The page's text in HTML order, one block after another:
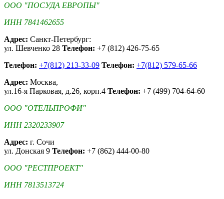
ООО "ПОСУДА ЕВРОПЫ"
ИНН 7841462655
Адрес: Санкт-Петербург:
ул. Шевченко 28 Телефон: +7 (812) 426-75-65
Телефон: +7(812) 213-33-09 Телефон: +7(812) 579-65-66
Адрес: Москва,
ул.16-я Парковая, д.26, корп.4 Телефон: +7 (499) 704-64-60
ООО "ОТЕЛЬПРОФИ"
ИНН 2320233907
Адрес: г. Сочи
ул. Донская 9 Телефон: +7 (862) 444-00-80
ООО "РЕСТПРОЕКТ"
ИНН 7813513724